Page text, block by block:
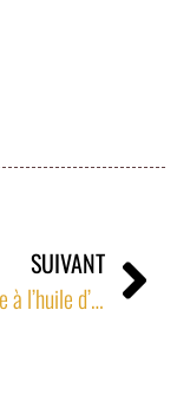
SUIVANT
Berlin fidèle à l’huile d’olive AOC Provence d’exception du Domaine de Taurenne à Aups